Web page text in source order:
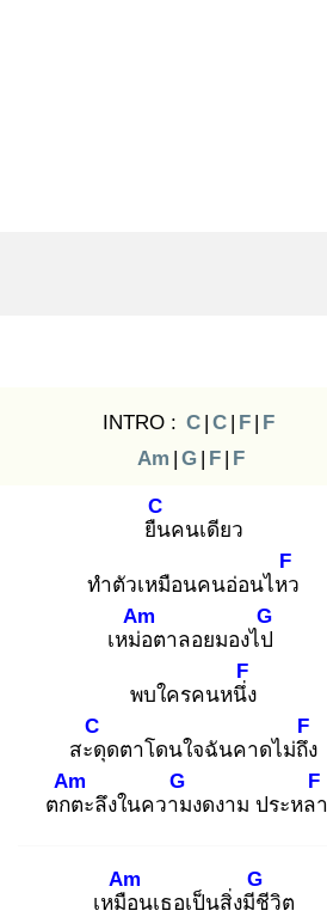
INTRO : C | C | F | F
Am | G | F | F
ยืน
C
คนเดียว
ทำตัวเหมือนคนอ่อนไหว
F
เหม่อ
Am
ตาลอยมองไป
G
พบใครคนหนึ่ง
F
สะดุ
C
ดตาโดนใจฉันคาดไม่ถึง
F
ตกต
Am
ะลึงในความ
G
งดงาม ประหลา
F
เหมือ
Am
นเธอเป็นสิ่งมีชี
G
วิต